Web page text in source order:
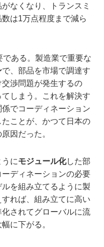
なくなり、トランスミ
は1万点程度まで減ら
ある。製造業で重要な
で、部品を市場で調達す
渉問題が発生するの
しまう。これを解決す
でコーディネーション
ことが、かつて日本の
因だった。
にモジュール化した部
ディネーションの必要
を組み立てるように製
れば、組み立てに高い
されてグローバルに流
に下がる。